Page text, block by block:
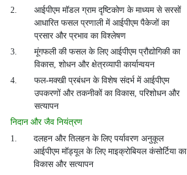
2.
आईपीएम मॉडल ग्राम दृष्टिकोण के माध्यम से सरसों
आधारित फसल प्रणाली में आईपीएम पैकेजों का
प्रसार और प्रभाव का विश्लेषण
3.
मूंगफली की फसल के लिए आईपीएम प्रौद्योगिकी का
विकास, शोधन और क्षेत्रव्यापी कार्यान्वयन
4.
फल-मक्खी प्रबंधन के विशेष संदर्भ में आईपीएम
उपकरणों और तकनीकों का विकास, परिशोधन और
सत्यापन
निदान और जैव नियंत्रण
1.
दलहन और तिलहन के लिए पर्यावरण अनुकूल
आईपीएम मॉड्यूल के लिए माइक्रोबियल कंसोर्टिया का
विकास और सत्यापन